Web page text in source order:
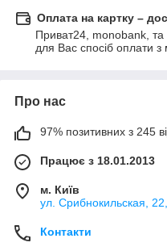
Оплата на картку –
Приват24, monobank, та
для Вас спосіб оплати
Про нас
97% позитивних з 245
Працює з 18.01.2013
м. Київ
ул. Срибнокильская,
Контакти